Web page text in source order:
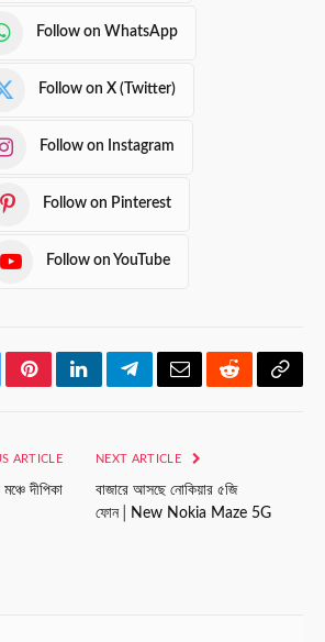
Follow on WhatsApp
Follow on X (Twitter)
Follow on Instagram
Follow on Pinterest
Follow on YouTube
PinterestLinkedInTelegramEmailRedditCopy
ARTICLE
দীপিকা
NEXT ARTICLE
বাজারে আসছে নোকিয়ার ৫জি
ফোন│New Nokia Maze 5G